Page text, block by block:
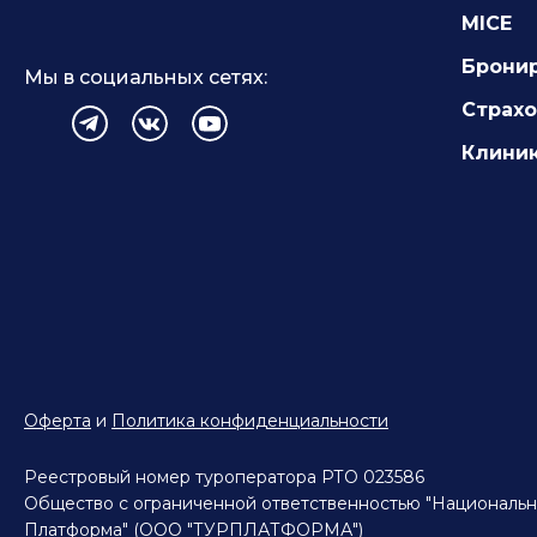
Ханты-Мансийский АО
Чеченская Республика
Ярославская Область
Мы в социальных сетях:
MICE
Оферта и Политика конфиденциальности
Реестровый номер туроператора РТО 023586
Общество с ограниченной ответственностью
Платформа" (ООО "ТУРПЛАТФОРМА")